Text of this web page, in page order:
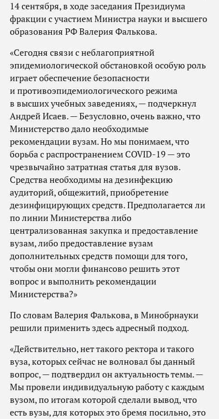
14 сентября, в ходе заседания Президиума
фракции с участием Министра науки и высшего
образования РФ Валерия Фалькова.
«Сегодня связи с неблагоприятной
эпидемиологической обстановкой особую роль
играет обеспечение безопасности
и противоэпидемиологического режима
в высших учебных заведениях, — подчеркнул
Андрей Исаев. — Безусловно, очень важно, что
Министерство дало необходимые
рекомендации вузам. Но мы понимаем, что
борьба с распространением COVID-19 — это
чрезвычайно затратная статья для вузов.
Средства необходимы на дезинфекцию
аудиторий, общежитий, приобретение
дезинфицирующих средств. Предполагается ли
по линии Министерства либо
централизованная закупка и предоставление
вузам, либо предоставление вузам
дополнительных средств помощи для того,
чтобы они могли финансово решить этот
вопрос и выполнить рекомендации
Министерства?»
По словам Валерия Фалькова, в Минобрнауки
решили применить здесь адресный подход.
«Действительно, нет такого ректора и такого
вуза, которых сейчас не волновал бы данный
вопрос, — подтвердил он актуальность темы. —
Мы провели индивидуальную работу с каждым
вузом, по итогам которой сделали вывод, что
есть вузы, для которых это бремя посильно, это